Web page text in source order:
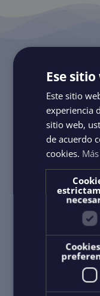
UNE
Première
pour
équipage
Ese
Este sitio
experiencia
sitio web,
de acuerdo
cookies.